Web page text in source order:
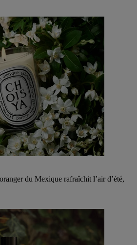
du Mexique rafraîchit l’air d’été,